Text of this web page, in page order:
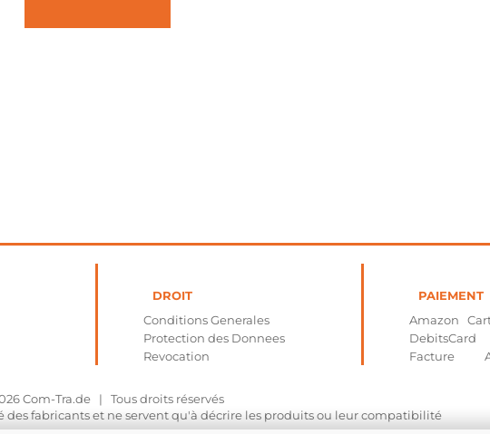
DROIT
Conditions Generales
Protection des Donnees
Revocation
PAIEMENT
Amazon
DebitsCard
Facture
Com-Tra.de| Tous droits réservés
des fabricants et ne servent qu'à décrire les produits ou leur compatibilité